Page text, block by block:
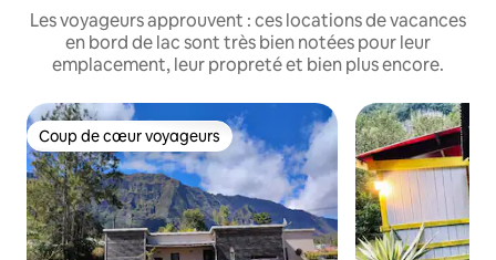
Les voyageurs approuvent : ces locations de vacances
en bord de lac sont très bien notées pour leur
emplacement, leur propreté et bien plus encore.
Coup de cœur voyageurs
Coup de cœur voyageurs